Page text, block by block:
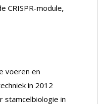
CRISPR-module,
voeren en
in 2012
stamcelbiologie in